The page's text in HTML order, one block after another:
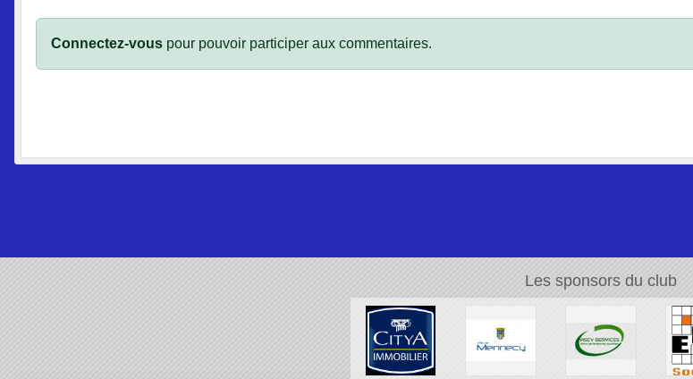
Connectez-vous pour pouvoir participer aux commentaires.
Les sponsors du club